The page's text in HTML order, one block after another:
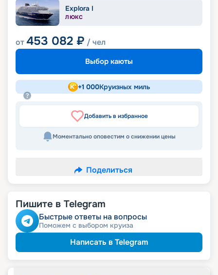
Explora I
ЛЮКС
от453 082 ₽ / чел
Выбор каюты
+1 000Круизных миль
Добавить в избранное
Моментально оповестим о снижении цены
Поделиться
Пишите в Telegram
Быстрые ответы на вопросы
Поможем с выбором круиза
Написать в Telegram